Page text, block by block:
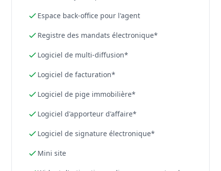
Espace back-office pour l'agent
Registre des mandats électronique*
Logiciel de multi-diffusion*
Logiciel de facturation*
Logiciel de pige immobilière*
Logiciel d'apporteur d'affaire*
Logiciel de signature électronique*
Mini site